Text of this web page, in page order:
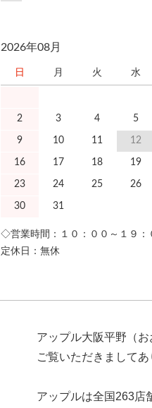
2026年08月
日 月 火 水
2 3 4 5
9 10 11 12
16 17 18 19
23 24 25 26
30 31
◇営業時間：１０：００～１９
定休日：無休
アップル大阪平野（
ご覧いただきまして
アップルは全国263店